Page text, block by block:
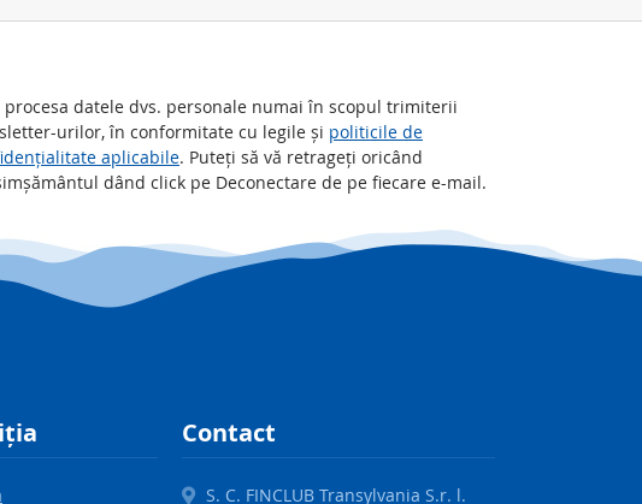
procesa datele dvs. personale numai în scopul trimiterii
urilor, în conformitate cu legile și politicile de
aplicabile. Puteți să vă retrageți oricând
dând click pe Deconectare de pe fiecare e-mail.
Contact
S. C. FINCLUB Transylvania S.r. l.